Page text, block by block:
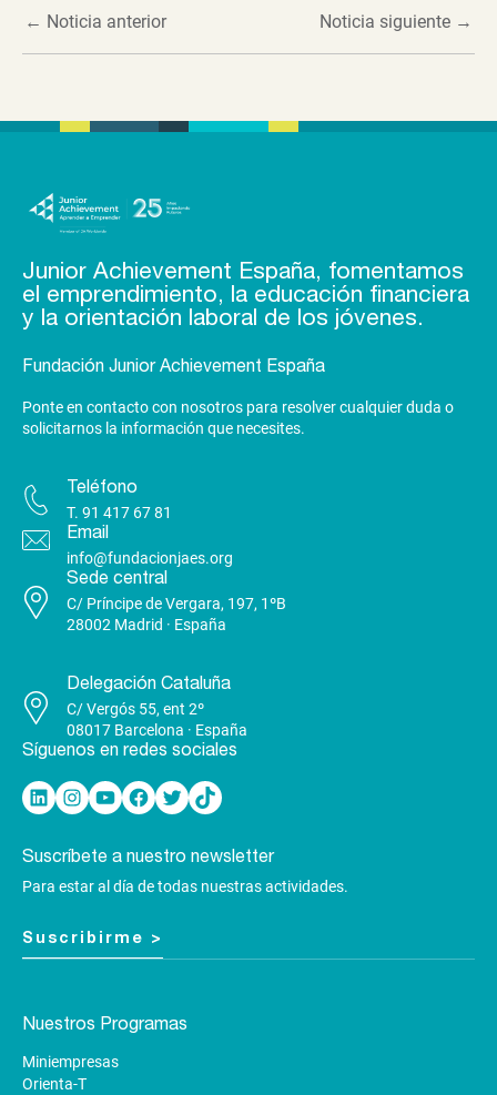
← Noticia anterior Noticia siguiente →
Junior Achievement España, fomentamos
el emprendimiento, la educación financiera
y la orientación laboral de los jóvenes.
Fundación Junior Achievement España
Ponte en contacto con nosotros para resolver cualquier duda o
solicitarnos la información que necesites.
Teléfono
T. 91 417 67 81
Email
info@fundacionjaes.org
Sede central
C/ Príncipe de Vergara, 197, 1ºB
28002 Madrid · España
Delegación Cataluña
C/ Vergós 55, ent 2º
08017 Barcelona · España
Síguenos en redes sociales
Linkedin Instagram YouTube Facebook Twitter TikTok
Suscríbete a nuestro newsletter
Para estar al día de todas nuestras actividades.
Suscribirme >
Nuestros Programas
Miniempresas
Orienta-T